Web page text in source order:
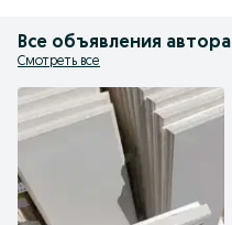
Все объявления автора
Смотреть все